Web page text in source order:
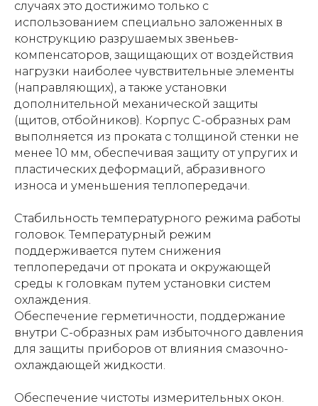
случаях это достижимо только с
использованием специально заложенных в
конструкцию разрушаемых звеньев-
компенсаторов, защищающих от воздействия
нагрузки наиболее чувствительные элементы
(направляющих), а также установки
дополнительной механической защиты
(щитов, отбойников). Корпус С-образных рам
выполняется из проката с толщиной стенки не
менее 10 мм, обеспечивая защиту от упругих и
пластических деформаций, абразивного
износа и уменьшения теплопередачи.
Стабильность температурного режима работы
головок. Температурный режим
поддерживается путем снижения
теплопередачи от проката и окружающей
среды к головкам путем установки систем
охлаждения.
Обеспечение герметичности, поддержание
внутри С-образных рам избыточного давления
для защиты приборов от влияния смазочно-
охлаждающей жидкости.
Обеспечение чистоты измерительных окон.